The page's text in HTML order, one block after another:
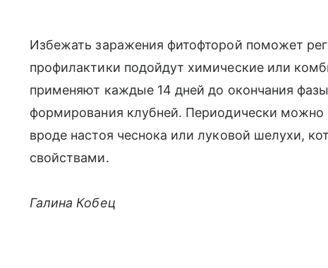
Избежать заражения фитофторой поможет
профилактики подойдут химические или
применяют каждые 14 дней до окончания
формирования клубней. Периодически можно
вроде настоя чеснока или луковой шелухи,
свойствами.
Галина Кобец